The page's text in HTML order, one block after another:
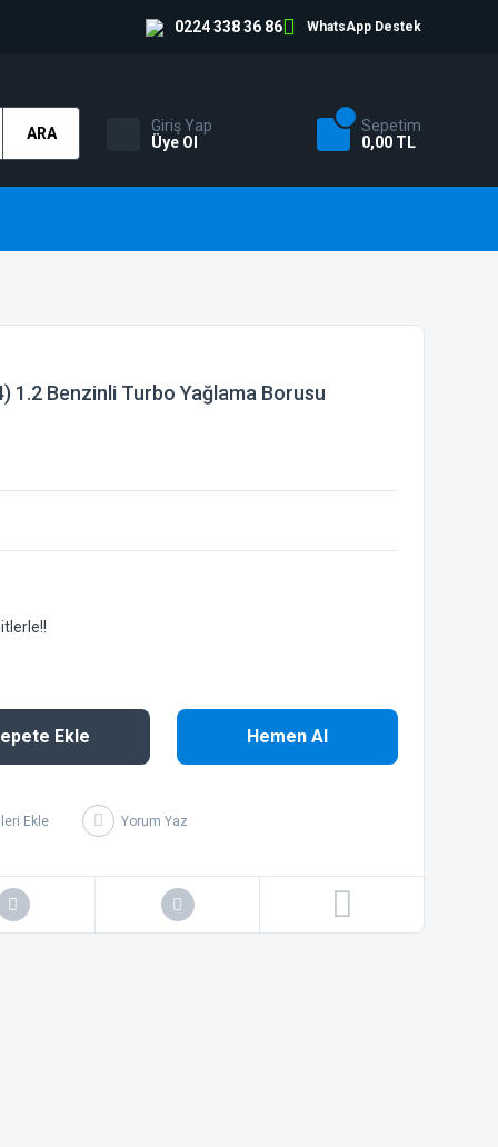
0224 338 36 86 WhatsApp Destek
ARA
Giriş Yap
Üye Ol
Sepetim
0,00 TL
1.2 Benzinli Turbo Yağlama Borusu
Ekle Hemen Al
Yorum Yaz